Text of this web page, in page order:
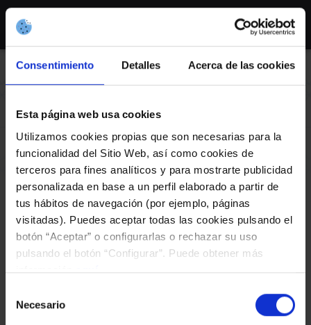
Consentimiento Detalles Acerca de las cookies
Esta página web usa cookies
Utilizamos cookies propias que son necesarias para la
funcionalidad del Sitio Web, así como cookies de
terceros para fines analíticos y para mostrarte publicidad
personalizada en base a un perfil elaborado a partir de
tus hábitos de navegación (por ejemplo, páginas
visitadas). Puedes aceptar todas las cookies pulsando el
botón “Aceptar” o configurarlas o rechazar su uso
pulsando el botón “Configurar”. Puede obtener más
informaciónaquí.
Necesario
Skip
AXENDA
Radio Galega.
Emisión “Ao
Contrataque” (Primer
programa)